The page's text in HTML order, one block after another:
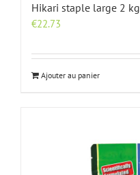
Hikari staple large 2 kg
€22.73
Ajouter au panier